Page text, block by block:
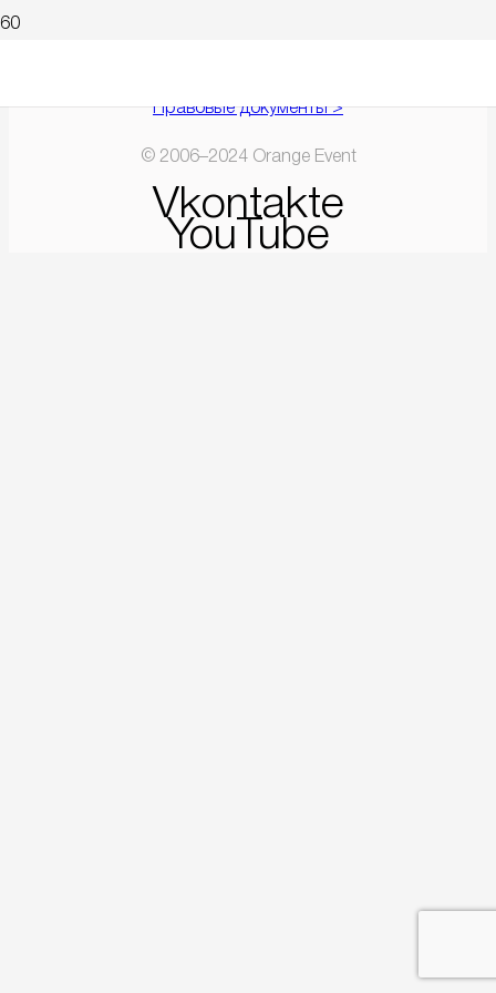
Правовые документы >
© 2006–2024 Orange Event
Vkontakte
YouTube